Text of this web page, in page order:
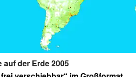
der Erde 2005